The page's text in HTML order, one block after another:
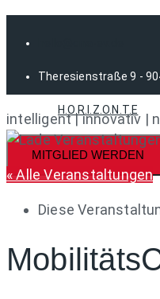
Theresienstraße 9 -
H.O.R.I.Z.O.N.T.E
MITGLIED WERDEN
intelligent | innovativ |
« Alle Veranstaltungen
Diese